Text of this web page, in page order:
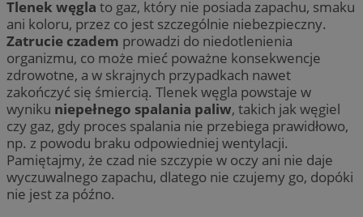
Tlenek węgla to gaz, który nie posiada zapachu, smaku
ani koloru, przez co jest szczególnie niebezpieczny.
Zatrucie czadem prowadzi do niedotlenienia
organizmu, co może mieć poważne konsekwencje
zdrowotne, a w skrajnych przypadkach nawet
zakończyć się śmiercią. Tlenek węgla powstaje w
wyniku niepełnego spalania paliw, takich jak węgiel
czy gaz, gdy proces spalania nie przebiega prawidłowo,
np. z powodu braku odpowiedniej wentylacji.
Pamiętajmy, że czad nie szczypie w oczy ani nie daje
wyczuwalnego zapachu, dlatego nie czujemy go, dopóki
nie jest za późno.